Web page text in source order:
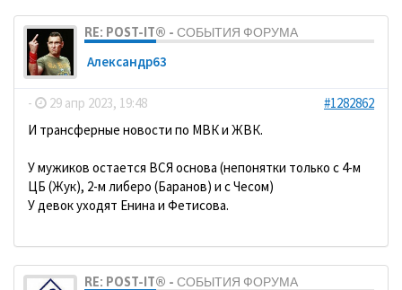
RE: POST-IT® - СОБЫТИЯ ФОРУМА
Александр63
- 29 апр 2023, 19:48
#1282862
И трансферные новости по МВК и ЖВК.
У мужиков остается ВСЯ основа (непонятки только с 4-м
ЦБ (Жук), 2-м либеро (Баранов) и с Чесом)
У девок уходят Енина и Фетисова.
RE: POST-IT® - СОБЫТИЯ ФОРУМА